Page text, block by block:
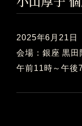
2025年6月21日
会場：銀座 黒田
午前11時～午